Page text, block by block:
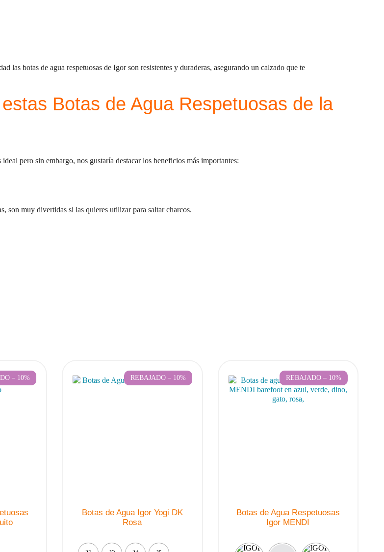
las botas de agua respetuosas de Igor son resistentes y duraderas, asegurando un calzado que te
Botas de Agua Respetuosas de la
pero sin embargo, nos gustaría destacar los beneficios más importantes:
son muy divertidas si las quieres utilizar para saltar charcos.
– 10% REBAJADO – 10%
Botas de Agua Igor Yogi DK
Rosa
REBAJADO – 10%
Botas de Agua Respetuosas
Igor MENDI